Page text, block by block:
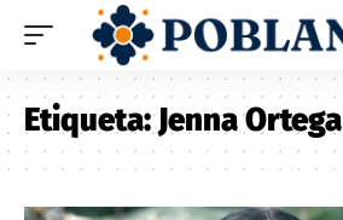
Etiqueta:Jenna Ortega